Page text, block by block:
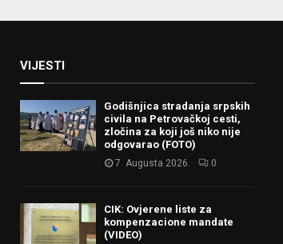
VIJESTI
Godišnjica stradanja srpskih
civila na Petrovačkoj cesti,
zločina za koji još niko nije
odgovarao (FOTO)
7. Augusta 2026. 0
CIK: Ovjerene liste za
kompenzacione mandate
(VIDEO)